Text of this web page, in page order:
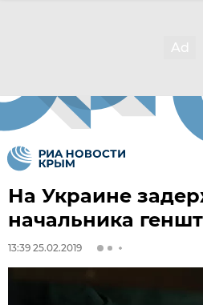
На Украине
начальника
13:39 25.02.2019